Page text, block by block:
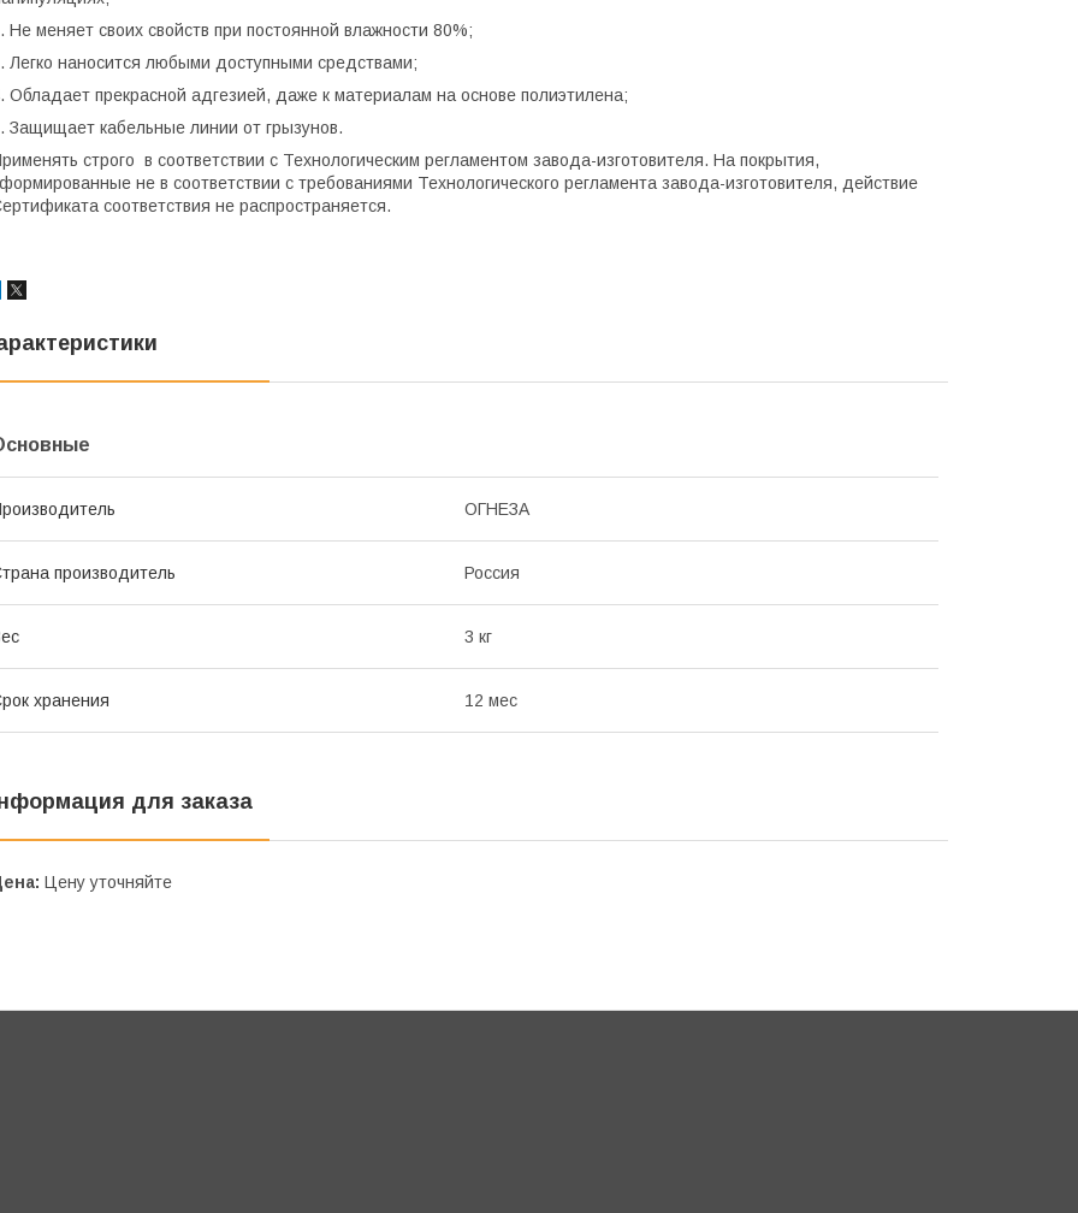
Не меняет своих свойств при постоянной влажности 80%;
Легко наносится любыми доступными средствами;
Обладает прекрасной адгезией, даже к материалам на основе полиэтилена;
Защищает кабельные линии от грызунов.
строго в соответствии с Технологическим регламентом завода-изготовителя. На покрытия,
не в соответствии с требованиями Технологического регламента завода-изготовителя, действие
соответствия не распространяется.
ОГНЕЗА
производитель Россия
3 кг
хранения 12 мес
для заказа
Цену уточняйте